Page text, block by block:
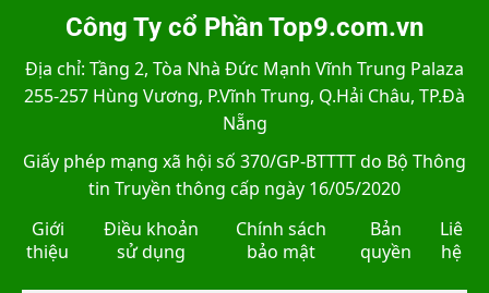
Công Ty cổ Phần Top9.com.vn
Địa chỉ: Tầng 2, Tòa Nhà Đức Mạnh Vĩnh Trung Palaza
255-257 Hùng Vương, P.Vĩnh Trung, Q.Hải Châu, TP.Đà
Nẵng
Giấy phép mạng xã hội số 370/GP-BTTTT do Bộ Thông
tin Truyền thông cấp ngày 16/05/2020
Giới
thiệu
Điều khoản
sử dụng
Chính sách
bảo mật
Bản
quyền
Liê
hệ